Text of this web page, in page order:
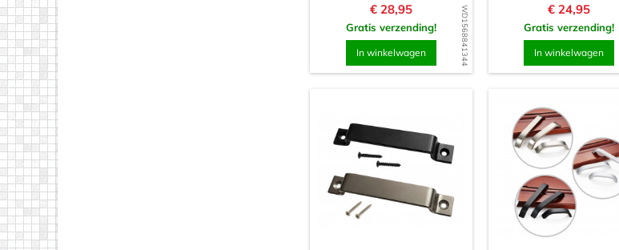
WD1568841344
Prijs
€ 28,95
Gratis verzending!
In winkelwagen
Prijs
€ 24,95
Gratis verzending!
In winkelwagen